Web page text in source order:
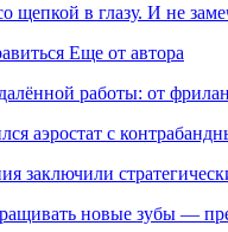
в глазу. И не
Еще от автора
работы: от
аэростат с
заключили
новые зубы —